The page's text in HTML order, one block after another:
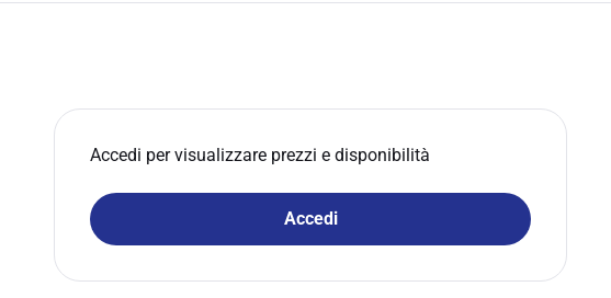
Accedi per visualizzare prezzi e disponibilità
Accedi